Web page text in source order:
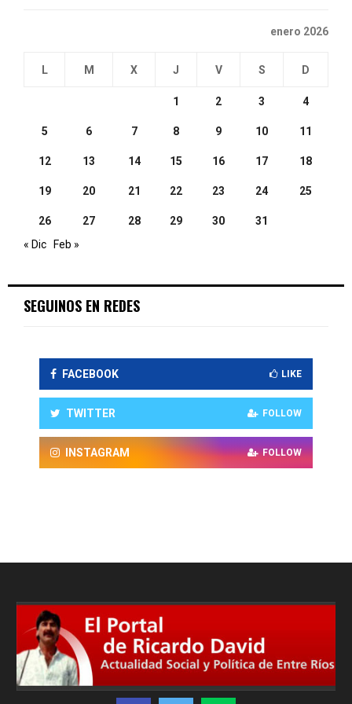
enero 2026
L M X J V S D
1 2 3 4
5 6 7 8 9 10 11
12 13 14 15 16 17 18
19 20 21 22 23 24 25
26 27 28 29 30
31
« Dic
Feb »
SEGUINOS EN REDES
FACEBOOK LIKE
TWITTER FOLLOW
INSTAGRAM FOLLOW